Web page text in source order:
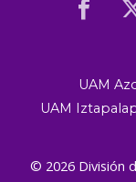
UAM
UAM
© 2026 División